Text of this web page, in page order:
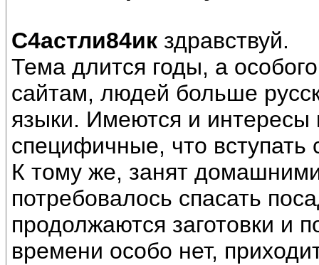
С4астли84ик здравствуй.
Тема длится годы, а
сайтам, людей больше
языки. Имеются и интересы
специфичные, что
К тому же, занят
потребовалось спасать
продолжаются заготовки и
времени особо нет,